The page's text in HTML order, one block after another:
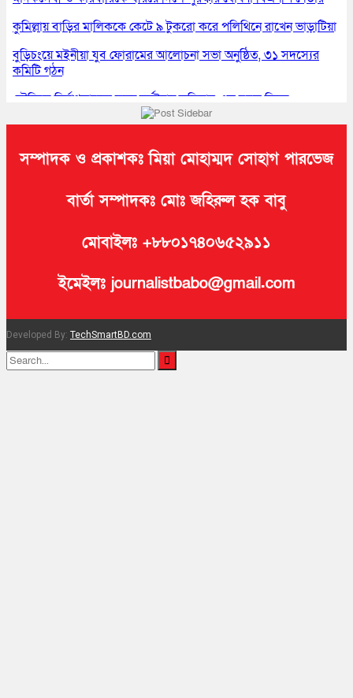
কুমিল্লায় বাড়ির মালিককে কেটে ৯ টুকরো করে পলিথিনে রাখেন ভাড়াটিয়া
বুড়িচংয়ে মইনীয়া যুব ফোরামের আলোচনা সভা অনুষ্ঠিত, ৩১ সদস্যের
কমিটি গঠন
সৌদিতে নির্মাণকাজের সময় দুর্ঘটনায় কুমিল্লার এক যুবক নিহত
কুমিল্লায় প্রেমিকার অন্যত্র বিয়ের খবরে প্রেমিকের ঝুলন্ত মরদেহ উদ্ধার
সম্পাদক ও প্রকাশকঃ মিয়া মোহাম্মদ সোহাগ পারভেজ
বার্তা সম্পাদকঃ মোঃ জহিরুল হক বাবু
মোবাইলঃ +৮৮০১৭৪০৬৫২৯১১
ইমেইলঃ journalistbabo@gmail.com
Developed By: TechSmartBD.com